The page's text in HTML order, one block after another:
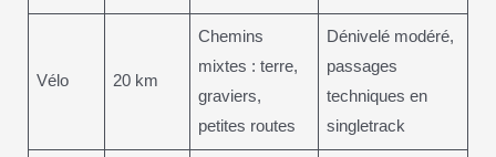
Vélo 20 km
Chemins
mixtes : terre,
graviers,
petites routes
Dénivelé modéré,
passages
techniques en
singletrack